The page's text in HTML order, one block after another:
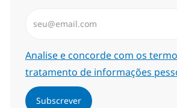
Required
Analise e concorde com os
tratamento de informações
Subscrever